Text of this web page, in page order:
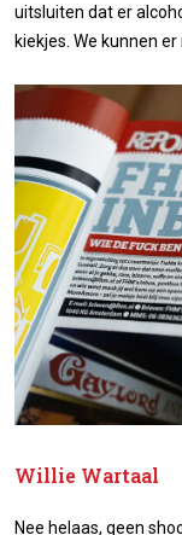
uitsluiten dat er
kiekjes. We kunnen er
Willie Wartaal
Nee helaas, geen